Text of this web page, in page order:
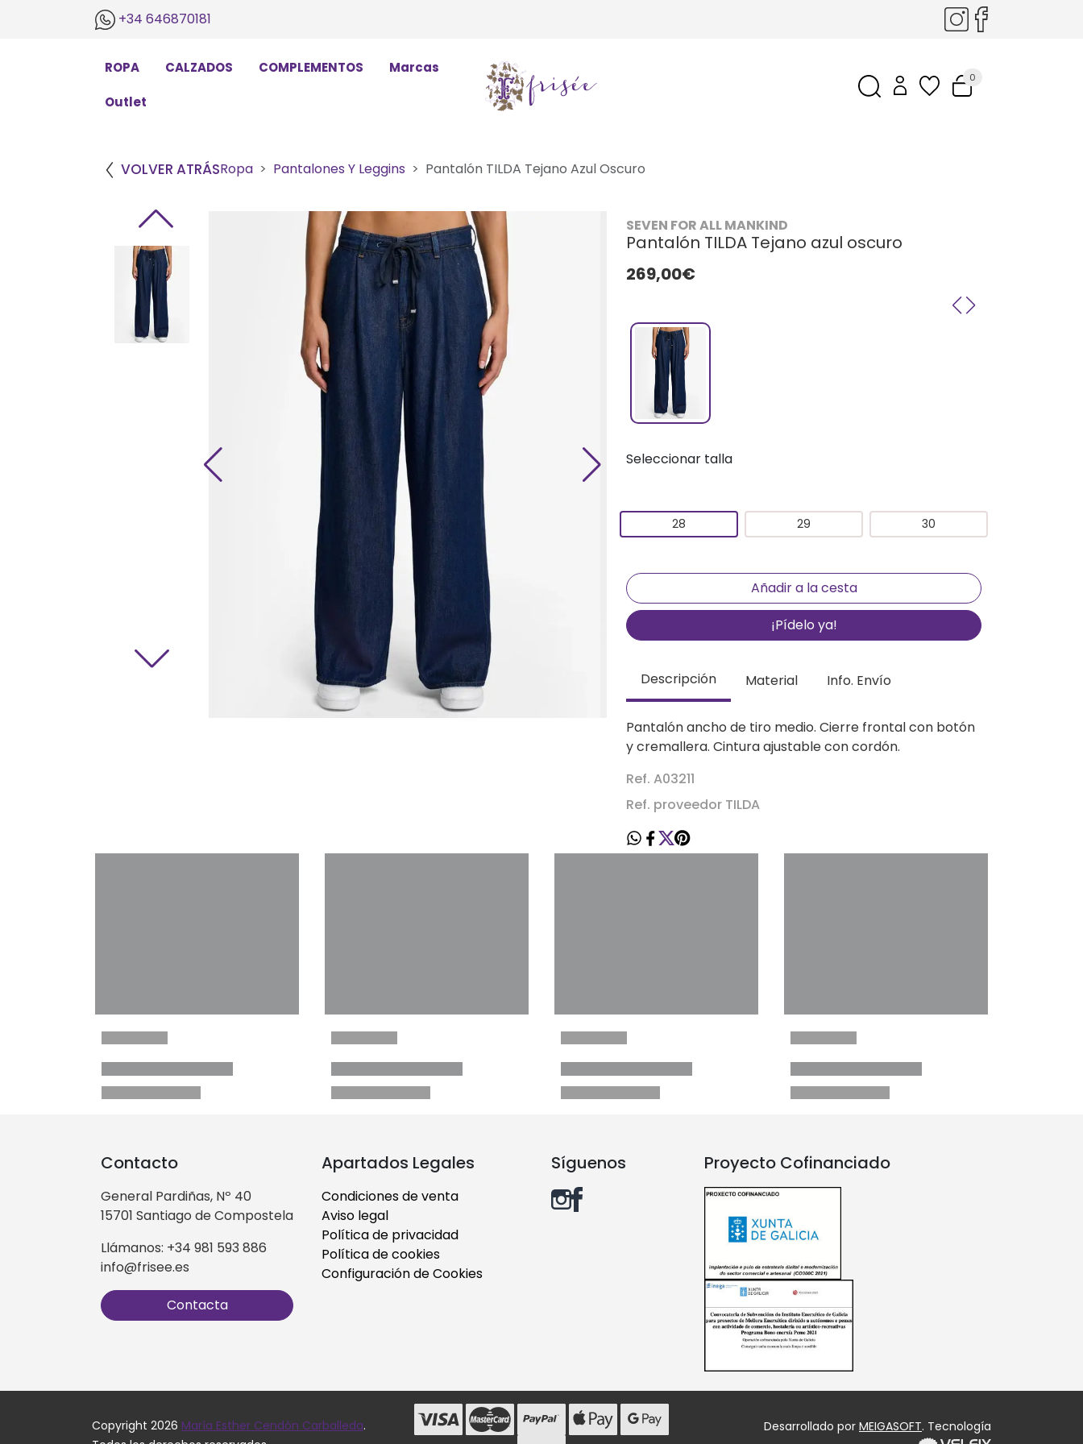
+34 646870181
ROPA CALZADOS COMPLEMENTOS Marcas
Outlet
0
VOLVER ATRÁSRopa Pantalones Y Leggins Pantalón TILDA Tejano Azul Oscuro
SEVEN FOR ALL MANKIND
Pantalón TILDA Tejano azul oscuro
269,00€
Seleccionar talla
28 29 30
¡Pídelo ya!
Descripción Material Info. Envío
Pantalón ancho de tiro medio. Cierre frontal con botón
y cremallera. Cintura ajustable con cordón.
Ref. A03211
Ref. proveedor TILDA
Contacto
General Pardiñas, Nº 40
15701 Santiago de Compostela
Llámanos: +34 981 593 886
info@frisee.es
Contacta
Apartados Legales
Condiciones de venta
Aviso legal
Política de privacidad
Política de cookies
Configuración de Cookies
Síguenos Proyecto Cofinanciado
Copyright 2026 María Esther Cendón Carballeda.
Desarrollado por MEIGASOFT. Tecnología